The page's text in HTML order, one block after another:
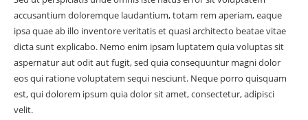
accusantium doloremque laudantium, totam rem aperiam, eaque
ipsa quae ab illo inventore veritatis et quasi architecto beatae vitae
dicta sunt explicabo. Nemo enim ipsam luptatem quia voluptas sit
aspernatur aut odit aut fugit, sed quia consequuntur magni dolor
eos qui ratione voluptatem sequi nesciunt. Neque porro quisquam
est, qui dolorem ipsum quia dolor sit amet, consectetur, adipisci
velit.